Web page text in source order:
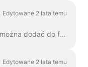
Edytowane 2 lata temu
Filtr kolorów to nakładka, którą można dodać do filmów. Jest to przydatne, gdy chcesz nadać swojemu filmowi spójny, markowy wygląd i sprawić, by...
Edytowane 2 lata temu